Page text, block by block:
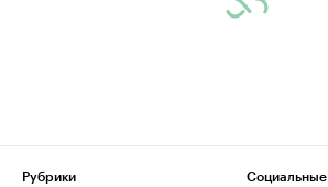
Рубрики
Социальные